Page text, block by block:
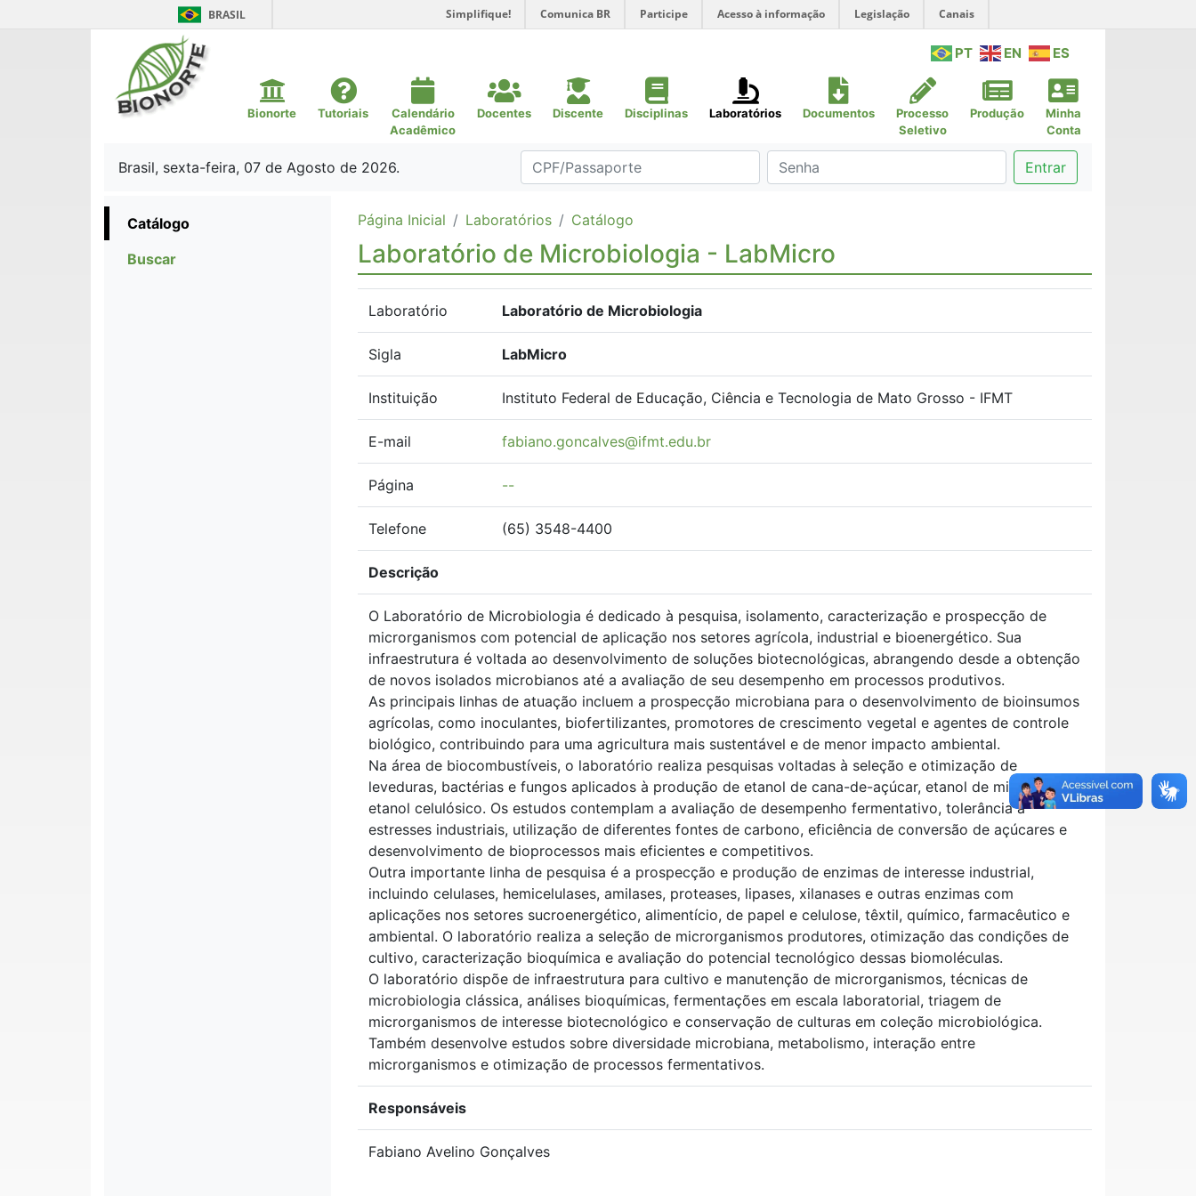
BRASIL Simplifique! Comunica BR Participe Acesso à informação Legislação Canais
PT EN ES
Bionorte Tutoriais
Calendário
Acadêmico
Docentes Discente Disciplinas Laboratórios Documentos
Processo
Seletivo
Produção
Minha
Conta
Brasil, sexta-feira, 07 de Agosto de 2026. Entrar
Catálogo
Buscar
Página Inicial Laboratórios Catálogo
Laboratório de Microbiologia - LabMicro
Laboratório Laboratório de Microbiologia
Sigla LabMicro
Instituição Instituto Federal de Educação, Ciência e Tecnologia de Mato Grosso - IFMT
E-mail fabiano.goncalves@ifmt.edu.br
Página --
Telefone (65) 3548-4400
Descrição
O Laboratório de Microbiologia é dedicado à pesquisa, isolamento, caracterização e prospecção de
microrganismos com potencial de aplicação nos setores agrícola, industrial e bioenergético. Sua
infraestrutura é voltada ao desenvolvimento de soluções biotecnológicas, abrangendo desde a obtenção
de novos isolados microbianos até a avaliação de seu desempenho em processos produtivos.
As principais linhas de atuação incluem a prospecção microbiana para o desenvolvimento de bioinsumos
agrícolas, como inoculantes, biofertilizantes, promotores de crescimento vegetal e agentes de controle
biológico, contribuindo para uma agricultura mais sustentável e de menor impacto ambiental.
Na área de biocombustíveis, o laboratório realiza pesquisas voltadas à seleção e otimização de
leveduras, bactérias e fungos aplicados à produção de etanol de cana-de-açúcar, etanol de milho e
etanol celulósico. Os estudos contemplam a avaliação de desempenho fermentativo, tolerância a
estresses industriais, utilização de diferentes fontes de carbono, eficiência de conversão de açúcares e
desenvolvimento de bioprocessos mais eficientes e competitivos.
Outra importante linha de pesquisa é a prospecção e produção de enzimas de interesse industrial,
incluindo celulases, hemicelulases, amilases, proteases, lipases, xilanases e outras enzimas com
aplicações nos setores sucroenergético, alimentício, de papel e celulose, têxtil, químico, farmacêutico e
ambiental. O laboratório realiza a seleção de microrganismos produtores, otimização das condições de
cultivo, caracterização bioquímica e avaliação do potencial tecnológico dessas biomoléculas.
O laboratório dispõe de infraestrutura para cultivo e manutenção de microrganismos, técnicas de
microbiologia clássica, análises bioquímicas, fermentações em escala laboratorial, triagem de
microrganismos de interesse biotecnológico e conservação de culturas em coleção microbiológica.
Também desenvolve estudos sobre diversidade microbiana, metabolismo, interação entre
microrganismos e otimização de processos fermentativos.
Responsáveis
Fabiano Avelino Gonçalves